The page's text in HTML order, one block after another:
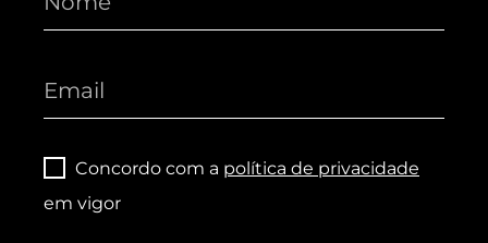
Concordo com a política de privacidade
em vigor